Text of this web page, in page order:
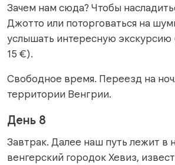
Зачем нам сюда? Чтобы
Джотто или поторговаться на
услышать интересную экскурсию
15 €).
Свободное время. Переезд на
территории Венгрии.
День 8
Завтрак. Далее наш путь лежит в
венгерский городок Хевиз,